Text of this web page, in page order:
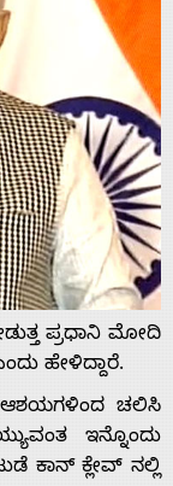
ಪ್ರಧಾನಿ ಮೋದಿ
ಹೇಳಿದ್ದಾರೆ.
ಆಶಯಗಳಿಂದ ಚಲಿಸಿ
ಇನ್ನೊಂದು
ಕಾನ್ ಕ್ಲೇವ್ ನಲ್ಲಿ